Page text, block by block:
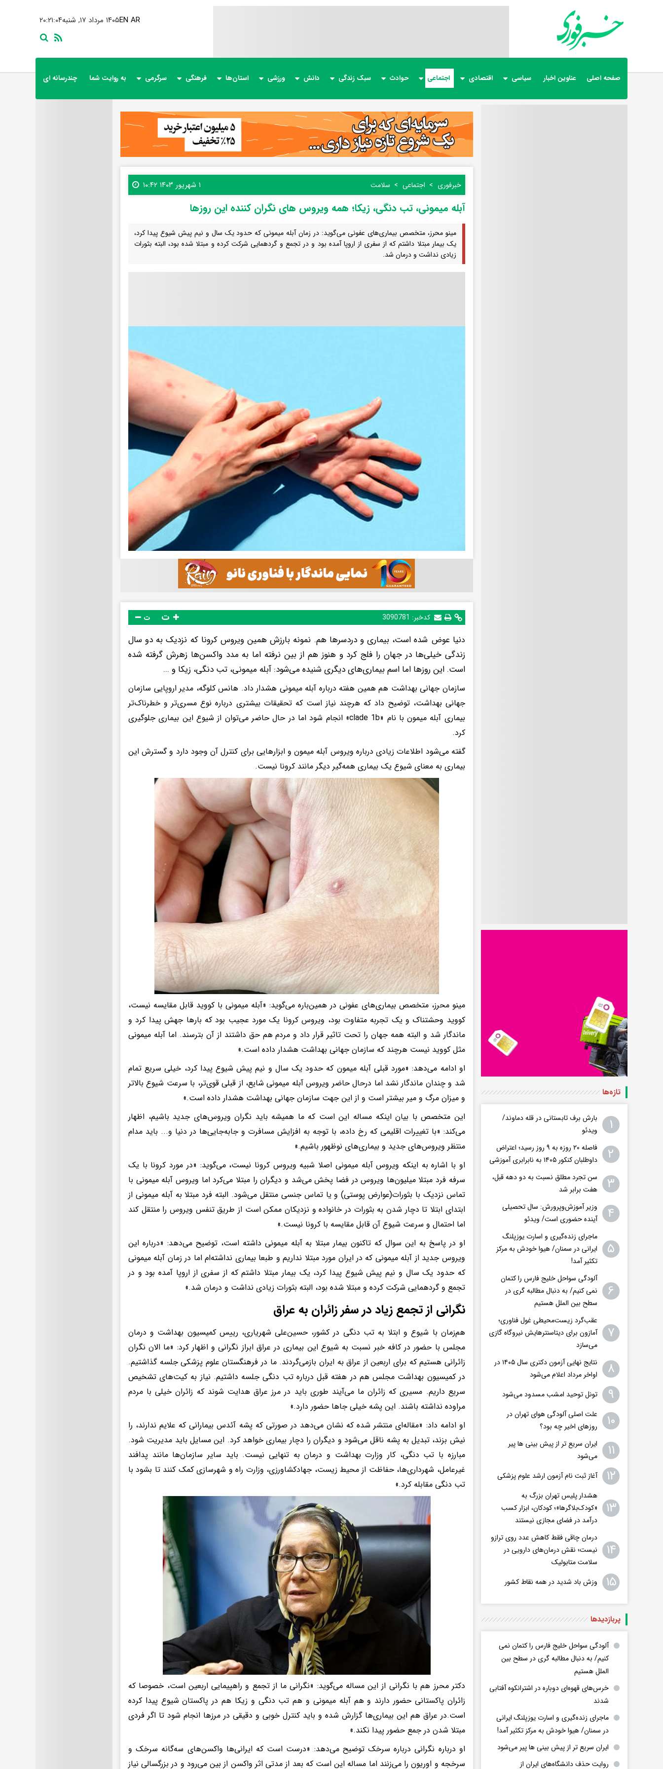
۲۰:۲۱:۰۶ ۱۴۰۵ مرداد ۱۷, شنبهEN AR
صفحه اصلی عناوین اخبار سیاسی اقتصادی اجتماعی حوادث سبک زندگی دانش ورزشی استان‌ها فرهنگی سرگرمی به روایت شما چندرسانه ای
خبرفوری اجتماعی سلامت ۱ شهریور ۱۴۰۳ ۱۰:۴۲
آبله میمونی، تب دنگی،‌ زیکا؛ همه ویروس های نگران کننده این روزها
مینو محرز،‌ متخصص بیماری‌های عفونی می‌گوید: در زمان آبله میمونی که حدود یک سال و نیم پیش شیوع پیدا کرد،
یک بیمار مبتلا داشتم که از سفری از اروپا آمده بود و در تجمع و گردهمایی شرکت کرده و مبتلا شده بود،‌ البته بثورات
زیادی نداشت و درمان شد.
کدخبر: 3090781 ت
دنیا عوض شده است، بیماری و دردسرها هم. نمونه بارزش همین ویروس کرونا که نزدیک به دو سال
زندگی خیلی‌ها در جهان را فلج کرد و هنوز هم از بین نرفته اما به مدد واکسن‌ها زهرش گرفته شده
است. این روزها اما اسم بیماری‌های دیگری شنیده می‌شود: آبله میمونی، تب دنگی، زیکا و ...
سازمان جهانی بهداشت هم همین هفته درباره آبله میمونی هشدار داد. هانس کلوگه، مدیر اروپایی سازمان‌
جهانی بهداشت، توضیح داد که هرچند نیاز است که تحقیقات بیشتری درباره نوع مسری‌تر و خطرناک‌تر
بیماری آبله میمون با نام «clade 1b» انجام شود اما در حال حاضر می‌توان از شیوع این بیماری جلوگیری
کرد.
گفته می‌شود اطلاعات زیادی درباره ویروس آبله میمون و ابزارهایی برای کنترل آن وجود دارد و گسترش این
بیماری به معنای شیوع یک بیماری همه‌گیر دیگر مانند کرونا نیست.
مینو محرز،‌ متخصص بیماری‌های عفونی در همین‌باره می‌گوید: «آبله میمونی با کووید قابل مقایسه نیست،‌
کووید وحشتناک و یک تجربه متفاوت بود،‌ ویروس کرونا یک مورد عجیب بود که بارها جهش پیدا کرد و
ماندگار شد و البته همه جهان را تحت تاثیر قرار داد و مردم هم حق داشتند از آن بترسند. اما آبله میمونی
مثل کووید نیست هرچند که سازمان جهانی بهداشت هشدار داده است.»
او ادامه می‌دهد: «مورد قبلی آبله میمون که حدود یک سال و نیم پیش شیوع پیدا کرد، خیلی سریع تمام
شد و چندان ماندگار نشد اما درحال حاضر ویروس آبله میمونی شایع، از قبلی قوی‌تر، با سرعت شیوع بالاتر
و میزان مرگ و میر بیشتر است و از این جهت سازمان جهانی بهداشت هشدار داده است.»
این متخصص با بیان اینکه مساله این است که ما همیشه باید نگران ویروس‌های جدید باشیم، اظهار
می‌کند: «با تغییرات اقلیمی که رخ داده، با توجه به افزایش مسافرت و جابه‌جایی‌ها در دنیا و... باید مدام
منتظر ویروس‌های جدید و بیماری‌های نوظهور باشیم.»
او با اشاره به اینکه ویروس آبله میمونی اصلا شبیه ویروس کرونا نیست، می‌گوید: «در مورد کرونا با یک
سرفه فرد مبتلا میلیون‌ها ویروس در فضا پخش می‌شد و دیگران را مبتلا می‌کرد اما ویروس آبله میمونی با
تماس نزدیک با بثورات(عوارض پوستی) و یا تماس جنسی منتقل می‌شود. البته فرد مبتلا به آبله میمونی از
ابتدای ابتلا تا دچار شدن به بثورات در خانواده و نزدیکان ممکن است از طریق تنفس ویروس را منتقل کند
اما احتمال و سرعت شیوع آن قابل مقایسه با کرونا نیست.»
او در پاسخ به این سوال که تاکنون بیمار مبتلا به آبله میمونی داشته است،‌ توضیح می‌دهد: «درباره این
ویروس جدید از آبله میمونی که در ایران مورد مبتلا نداریم و طبعا بیماری نداشته‌ام اما در زمان آبله میمونی
که حدود یک سال و نیم پیش شیوع پیدا کرد، یک بیمار مبتلا داشتم که از سفری از اروپا آمده بود و در
تجمع و گردهمایی شرکت کرده و مبتلا شده بود،‌ البته بثورات زیادی نداشت و درمان شد.»
نگرانی از تجمع زیاد در سفر زائران به عراق
هم‌زمان با شیوع و ابتلا به تب دنگی در کشور، حسین‌علی شهریاری،‌ رییس کمیسیون بهداشت و درمان
مجلس با حضور در کافه خبر نسبت به شیوع این بیماری در عراق ابراز نگرانی و اظهار کرد: «ما الان نگران
زائرانی هستیم که برای اربعین از عراق به ایران بازمی‌گردند. ما در فرهنگستان علوم پزشکی جلسه گذاشتیم.
در کمیسیون بهداشت مجلس هم در هفته قبل درباره تب دنگی جلسه داشتیم. نیاز به کیت‌های تشخیص
سریع داریم. مسیری که زائران ما می‌آیند طوری باید در مرز عراق هدایت شوند که زائران خیلی با مردم
مراوده نداشته باشند. این پشه خیلی جاها حضور دارد.»
او ادامه داد: «مقاله‌ای منتشر شده که نشان می‌دهد در صورتی که پشه آئدس بیمارانی که علایم ندارند، را
نیش بزند، تبدیل به پشه ناقل می‌شود و دیگران را دچار بیماری خواهد کرد. این مسایل باید مدیریت شود.
مبارزه با تب دنگی، کار وزارت بهداشت و درمان به تنهایی نیست. باید سایر سازمان‌ها مانند پدافند
غیرعامل، شهرداری‌ها، حفاظت از محیط زیست، جهادکشاورزی، وزارت راه و شهرسازی کمک کنند تا بشود با
تب دنگی مقابله کرد.»
دکتر محرز هم با نگرانی از این مساله می‌گوید: «نگرانی ما از تجمع و راهپیمایی اربعین است،‌ خصوصا که
زائران پاکستانی حضور دارند و هم آبله میمونی و هم تب دنگی و زیکا هم در پاکستان شیوع پیدا کرده
است.در عراق هم این بیماری‌ها گزارش شده و باید کنترل خوبی و دقیقی در مرزها انجام شود تا اگر فردی
مبتلا شدن در جمع حضور پیدا نکند.»
او درباره نگرانی درباره سرخک توضیح می‌دهد: «درست است که ایرانی‌ها واکسن‌های سه‌گانه سرخک و
سرخجه و اوریون را می‌زنند اما مساله این است که بعد از مدتی اثر واکسن از بین می‌رود و در بزرگسالی نیاز
تازه‌ها
۱
بارش برف تابستانی در قله دماوند/
ویدئو
۲
فاصله ۲۰ روزه به ۹ روز رسید؛ اعتراض
داوطلبان کنکور ۱۴۰۵ به نابرابری آموزشی
۳
سن تجرد مطلق نسبت به دو دهه قبل،
هفت برابر شد
۴
وزیر آموزش‌وپرورش: سال تحصیلی
آینده حضوری است/ ویدئو
۵
ماجرای زنده‌گیری و اسارت یوزپلنگ
ایرانی در سمنان/ هیوا خودش به مرکز
تکثیر آمد!
۶
آلودگی سواحل خلیج فارس را کتمان
نمی کنیم/ به دنبال مطالبه گری در
سطح بین الملل هستیم
۷
عقب‌گرد زیست‌محیطی غول فناوری؛
آمازون برای دیتاسنترهایش نیروگاه گازی
می‌سازد
۸
نتایج نهایی آزمون دکتری سال ۱۴۰۵ در
اواخر مرداد اعلام می‌شود
۹ تونل توحید امشب مسدود می‌شود
۱۰
علت اصلی آلودگی هوای تهران در
روزهای اخیر چه بود؟
۱۱
ایران سریع تر از پیش بینی ها پیر
می‌شود
۱۲ آغاز ثبت نام آزمون ارشد علوم پزشکی
۱۳
هشدار پلیس تهران بزرگ به
«کودک‌بلاگرها»؛ کودکان، ابزار کسب
درآمد در فضای مجازی نیستند
۱۴
درمان چاقی فقط کاهش عدد روی ترازو
نیست؛ نقش درمان‌های دارویی در
سلامت متابولیک
۱۵ وزش باد شدید در همه نقاط کشور
پربازدید‌ها
آلودگی سواحل خلیج فارس را کتمان نمی
کنیم/ به دنبال مطالبه گری در سطح بین
الملل هستیم
خرس‌های قهوه‌ای دوباره در اشترانکوه آفتابی
شدند
ماجرای زنده‌گیری و اسارت یوزپلنگ ایرانی
در سمنان/ هیوا خودش به مرکز تکثیر آمد!
ایران سریع تر از پیش بینی ها پیر می‌شود
روایت حذف دانشگاه‌های ایران از